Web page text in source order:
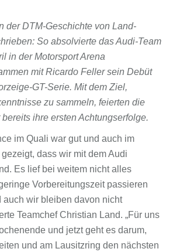
der DTM-Geschichte von Land-
So absolvierte das Audi-Team
in der Motorsport Arena
mit Ricardo Feller sein Debüt
GT-Serie. Mit dem Ziel,
zu sammeln, feierten die
ihre ersten Achtungserfolge.
im Quali war gut und auch im
dass wir mit dem Audi
Es lief bei weitem nicht alles
Vorbereitungszeit passieren
auch wir bleiben davon nicht
Teamchef Christian Land. „Für uns
und jetzt geht es darum,
und am Lausitzring den nächsten